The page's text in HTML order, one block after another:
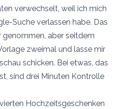
verwechselt, weil ich mich
Suche verlassen habe. Das
genommen, aber seitdem
zweimal und lasse mir
schicken. Bei etwas, das
sind drei Minuten Kontrolle
Hochzeitsgeschenken